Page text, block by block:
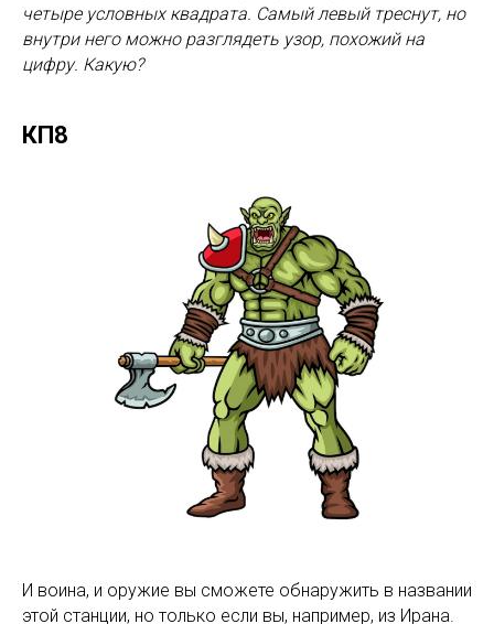
четыре условных квадрата. Самый левый треснут, но
внутри него можно разглядеть узор, похожий на
цифру. Какую?
КП8
И воина, и оружие вы сможете обнаружить в названии
этой станции, но только если вы, например, из Ирана.